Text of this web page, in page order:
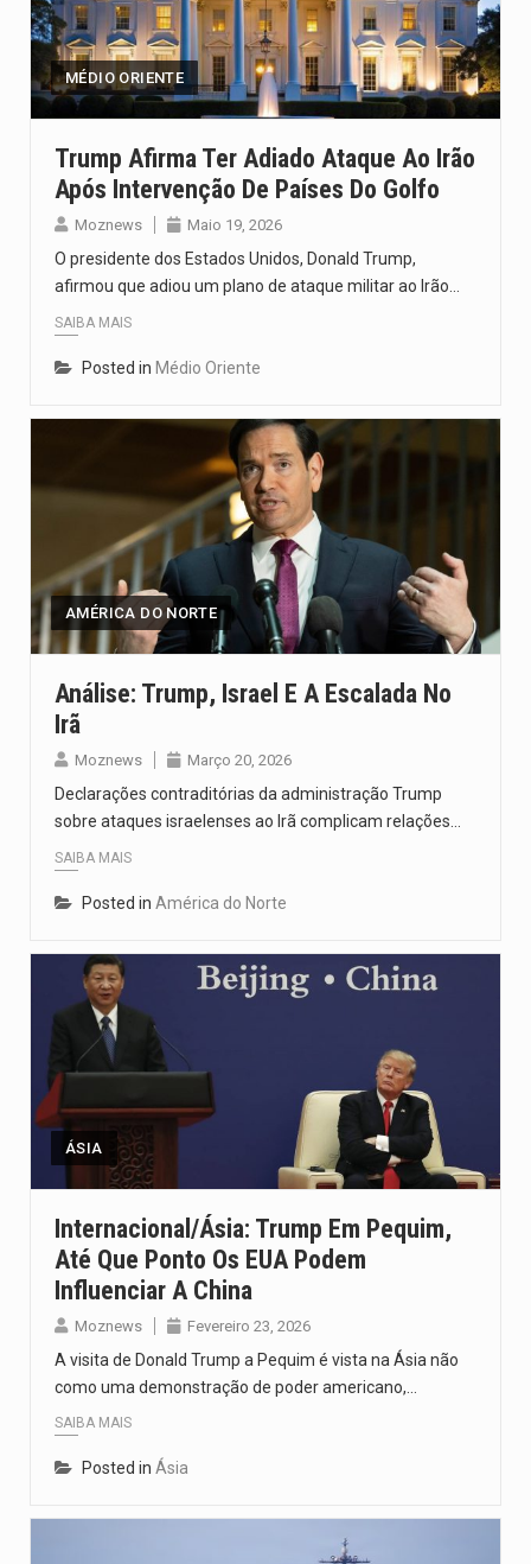
O programa, cuja implementação está prevista entre abril de 2026…
A nova legislação estabelece um prazo de 180 dias para…
A final coloca frente a frente duas equipas que chegaram…
MÉDIO ORIENTE
Trump Afirma Ter Adiado Ataque Ao Irão
Após Intervenção De Países Do Golfo
Moznews Maio 19, 2026
O presidente dos Estados Unidos, Donald Trump,
afirmou que adiou um plano de ataque militar ao Irão…
SAIBA MAIS
Posted in Médio Oriente
AMÉRICA DO NORTE
Análise: Trump, Israel E A Escalada No
Irã
Moznews Março 20, 2026
Declarações contraditórias da administração Trump
sobre ataques israelenses ao Irã complicam relações…
SAIBA MAIS
Posted in América do Norte
ÁSIA
Internacional/Ásia: Trump Em Pequim,
Até Que Ponto Os EUA Podem
Influenciar A China
Moznews Fevereiro 23, 2026
A visita de Donald Trump a Pequim é vista na Ásia não
como uma demonstração de poder americano,…
SAIBA MAIS
Posted in Ásia